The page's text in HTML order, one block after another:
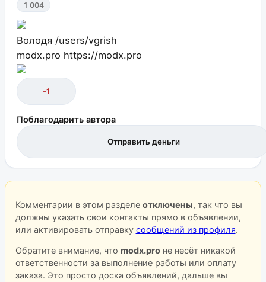
1 004
Володя /users/vgrish
modx.pro https://modx.pro
-1
Поблагодарить автора
Отправить деньги
Комментарии в этом разделе отключены, так что вы
должны указать свои контакты прямо в объявлении,
или активировать отправку сообщений из профиля.
Обратите внимание, что modx.proне несёт никакой
ответственности за выполнение работы или оплату
заказа. Это просто доска объявлений, дальше вы